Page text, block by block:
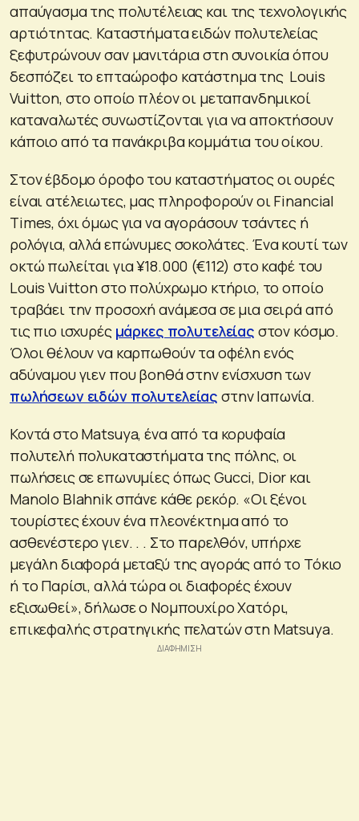
απαύγασμα της πολυτέλειας και της τεχνολογικής
αρτιότητας. Καταστήματα ειδών πολυτελείας
ξεφυτρώνουν σαν μανιτάρια στη συνοικία όπου
δεσπόζει το επταώροφο κατάστημα της Louis
Vuitton, στο οποίο πλέον οι μεταπανδημικοί
καταναλωτές συνωστίζονται για να αποκτήσουν
κάποιο από τα πανάκριβα κομμάτια του οίκου.
Στον έβδομο όροφο του καταστήματος οι ουρές
είναι ατέλειωτες, μας πληροφορούν οι Financial
Times, όχι όμως για να αγοράσουν τσάντες ή
ρολόγια, αλλά επώνυμες σοκολάτες. Ένα κουτί των
οκτώ πωλείται για ¥18.000 (€112) στο καφέ του
Louis Vuitton στο πολύχρωμο κτήριο, το οποίο
τραβάει την προσοχή ανάμεσα σε μια σειρά από
τις πιο ισχυρές μάρκες πολυτελείας στον κόσμο.
Όλοι θέλουν να καρπωθούν τα οφέλη ενός
αδύναμου γιεν που βοηθά στην ενίσχυση των
πωλήσεων ειδών πολυτελείας στην Ιαπωνία.
Κοντά στο Matsuya, ένα από τα κορυφαία
πολυτελή πολυκαταστήματα της πόλης, οι
πωλήσεις σε επωνυμίες όπως Gucci, Dior και
Manolo Blahnik σπάνε κάθε ρεκόρ. «Οι ξένοι
τουρίστες έχουν ένα πλεονέκτημα από το
ασθενέστερο γιεν. . . Στο παρελθόν, υπήρχε
μεγάλη διαφορά μεταξύ της αγοράς από το Τόκιο
ή το Παρίσι, αλλά τώρα οι διαφορές έχουν
εξισωθεί», δήλωσε ο Νομπουχίρο Χατόρι,
επικεφαλής στρατηγικής πελατών στη Matsuya.